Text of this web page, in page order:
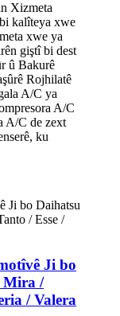
Xizmeta
kalîteya xwe
xwe ya
giştî bi dest
û Bakurê
Rojhilatê
A/C ya
A/C
A/C de zext
ku
Ji bo
Mira /
/ Valera